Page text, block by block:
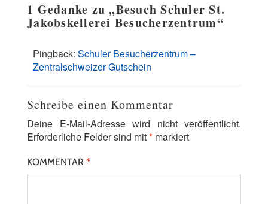
1 Gedanke zu „Besuch Schuler St.
Jakobskellerei Besucherzentrum“
Pingback: Schuler Besucherzentrum –
Zentralschweizer Gutschein
Schreibe einen Kommentar
Deine E-Mail-Adresse wird nicht veröffentlicht.
Erforderliche Felder sind mit* markiert
KOMMENTAR *